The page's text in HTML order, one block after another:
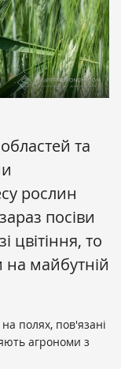
та
рослин
посіви
цвітіння, то
на майбутній
полях, пов'язані
агрономи з